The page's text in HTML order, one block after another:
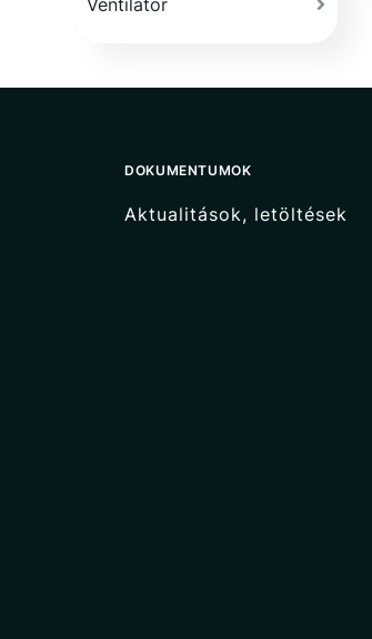
Ventilátor
DOKUMENTUMOK
Aktualitások, letöltések